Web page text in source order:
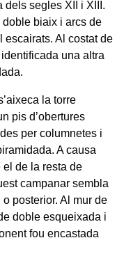
dels segles XII i XIII.
biaix i arcs de
escairats. Al costat de
una altra
la torre
pis d’obertures
per columnetes i
A causa
de la resta de
campanar sembla
posterior. Al mur de
doble esqueixada i
fou encastada